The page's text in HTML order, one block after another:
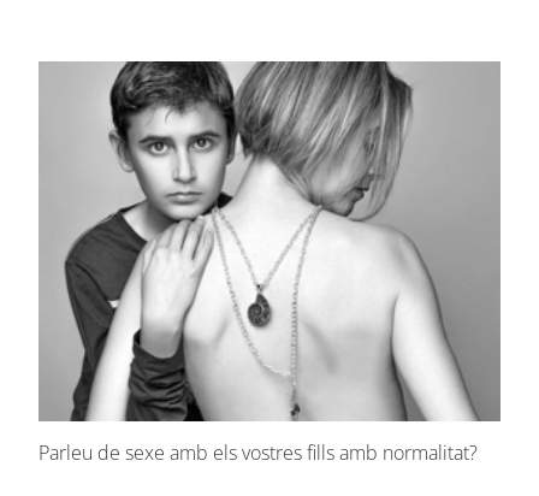
Parleu de sexe amb els vostres fills amb normalitat?